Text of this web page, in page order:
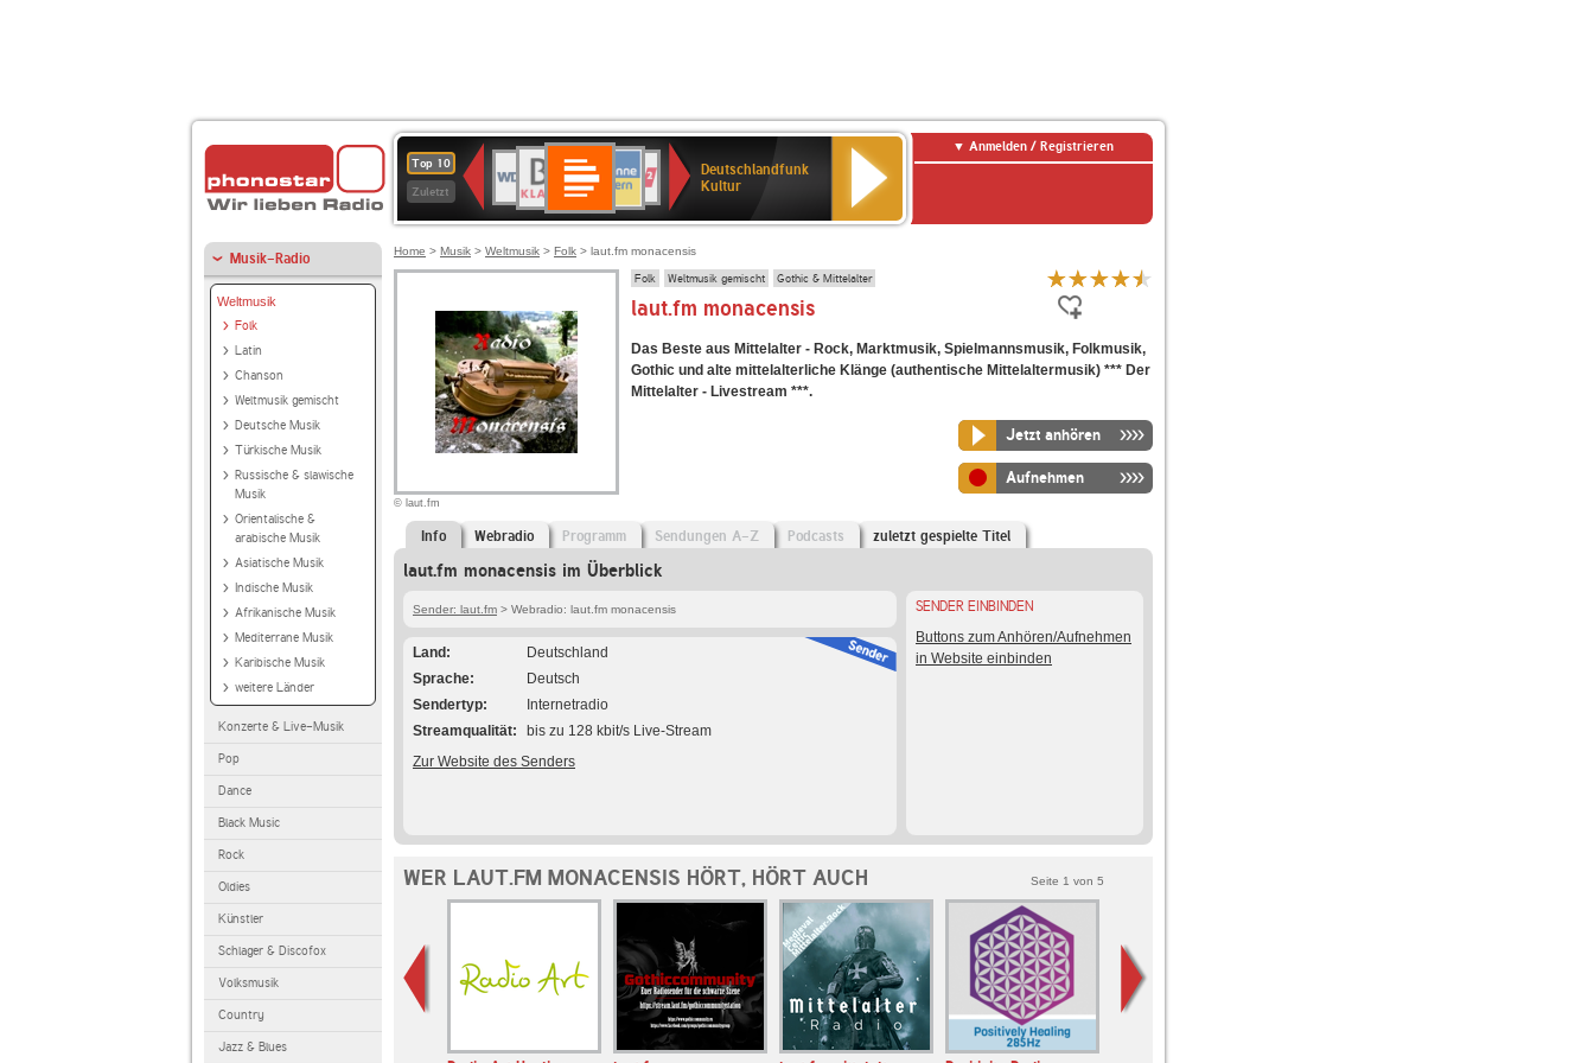
Top 10
Zuletzt
Deutschlandfunk
80er
90er
OLDIE
ANTENNE
SWR3
4
BR-
KLASSIK
Deutschlandfunk
Kultur
ANTENNE
BAYERN
SWR
Kultur
NDR
2
Deutschlandfunk
Kultur
Anmelden / Registrieren
Musik-Radio
Weltmusik
Folk
Latin
Chanson
Weltmusik gemischt
Deutsche Musik
Türkische Musik
Russische & slawische
Musik
Orientalische &
arabische Musik
Asiatische Musik
Indische Musik
Afrikanische Musik
Mediterrane Musik
Karibische Musik
weitere Länder
Konzerte & Live-Musik
Pop
Dance
Black Music
Rock
Oldies
Künstler
Schlager & Discofox
Volksmusik
Country
Jazz & Blues
Home > Musik > Weltmusik > Folk > laut.fm monacensis
© laut.fm
Folk Weltmusik gemischt Gothic & Mittelalter
laut.fm monacensis
Das Beste aus Mittelalter - Rock, Marktmusik, Spielmannsmusik, Folkmusik,
Gothic und alte mittelalterliche Klänge (authentische Mittelaltermusik) *** Der
Mittelalter - Livestream ***.
Jetzt anhören
Aufnehmen
Info Webradio Programm Sendungen A-Z Podcasts zuletzt gespielte Titel
laut.fm monacensis im Überblick
Sender: laut.fm > Webradio: laut.fm monacensis
Land
Deutschland
Sprache
Deutsch
Sendertyp
Internetradio
Streamqualität
bis zu 128 kbit/s Live-Stream
Zur Website des Senders
SENDER EINBINDEN
Buttons zum Anhören/Aufnehmen
in Website einbinden
WER LAUT.FM MONACENSIS HÖRT, HÖRT AUCH Seite 1 von 5